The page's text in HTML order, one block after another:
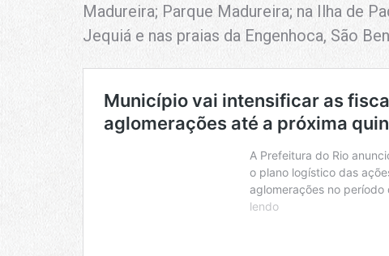
Madureira; Parque Madureira; na Ilha de
Jequiá e nas praias da Engenhoca, São